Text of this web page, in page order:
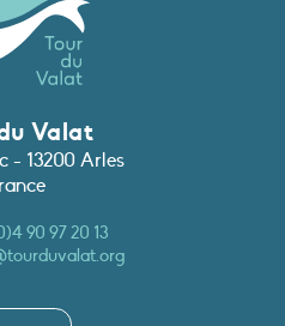
Valat
- 13200 Arles
90 97 20 13